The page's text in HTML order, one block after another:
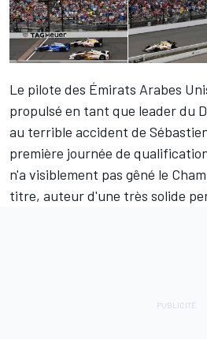
Le pilote des Émirats Arabes
propulsé en tant que leader du
au terrible accident de
première journée de
n'a visiblement pas gêné le
titre, auteur d'une très solide